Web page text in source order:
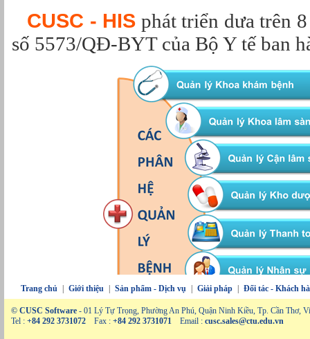
CUSC - HIS phát triển dưa trên
số 5573/QĐ-BYT của Bộ Y tế ban
Trang chủ Giới thiệu Sản phẩm - Dịch vụ Giải pháp Đối tác - Khách
© CUSC Software - 01 Lý Tự Trọng, Phường An Phú, Quận Ninh Kiều, Tp. Cần Thơ,
Tel : +84 292 3731072 Fax : +84 292 3731071 Email : cusc.sales@ctu.edu.vn